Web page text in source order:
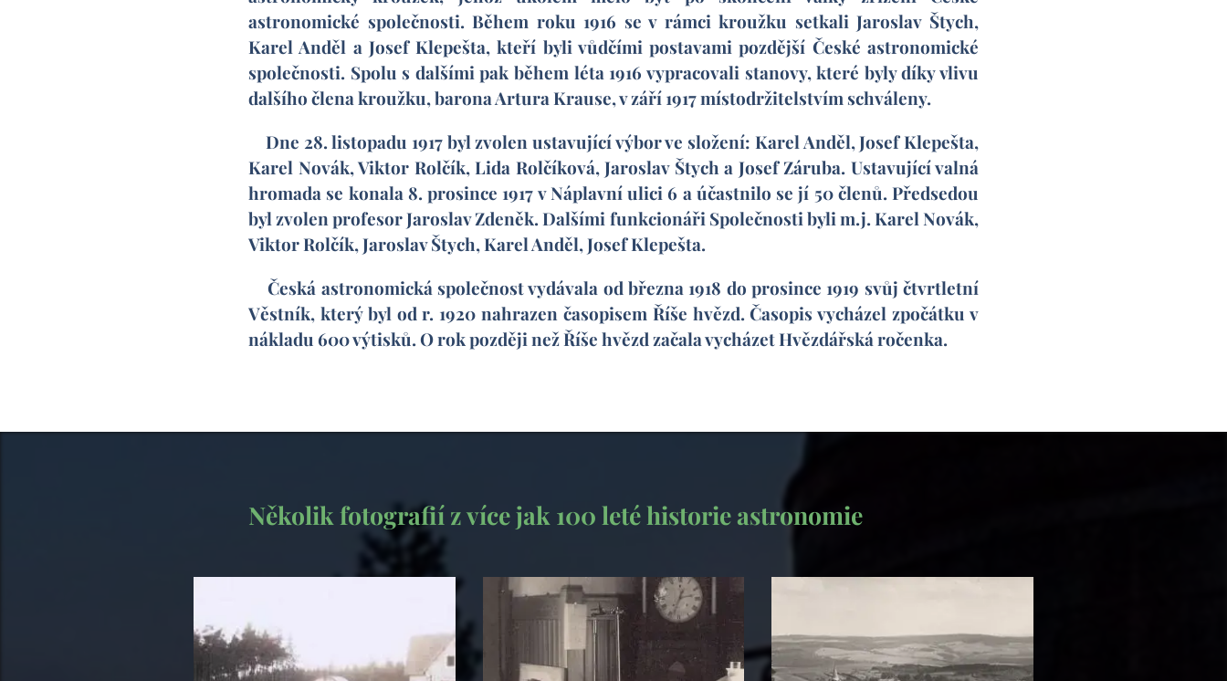
astronomické společnosti. Během roku 1916 se v rámci kroužku setkali Jaroslav Štych,
Karel Anděl a Josef Klepešta, kteří byli vůdčími postavami pozdější České astronomické
společnosti. Spolu s dalšími pak během léta 1916 vypracovali stanovy, které byly díky vlivu
dalšího člena kroužku, barona Artura Krause, v září 1917 místodržitelstvím schváleny.
Dne 28. listopadu 1917 byl zvolen ustavující výbor ve složení: Karel Anděl, Josef Klepešta,
Karel Novák, Viktor Rolčík, Lida Rolčíková, Jaroslav Štych a Josef Záruba. Ustavující valná
hromada se konala 8. prosince 1917 v Náplavní ulici 6 a účastnilo se jí 50 členů. Předsedou
byl zvolen profesor Jaroslav Zdeněk. Dalšími funkcionáři Společnosti byli m.j. Karel Novák,
Viktor Rolčík, Jaroslav Štych, Karel Anděl, Josef Klepešta.
Česká astronomická společnost vydávala od března 1918 do prosince 1919 svůj čtvrtletní
Věstník, který byl od r. 1920 nahrazen časopisem Říše hvězd. Časopis vycházel zpočátku v
nákladu 600 výtisků. O rok později než Říše hvězd začala vycházet Hvězdářská ročenka.
Několik fotografií z více jak 100 leté historie astronomie